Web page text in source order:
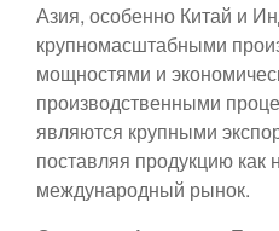
Азия, особенно Китай и
крупномасштабными
мощностями и
производственными
являются крупными
поставляя продукцию как
международный рынок.